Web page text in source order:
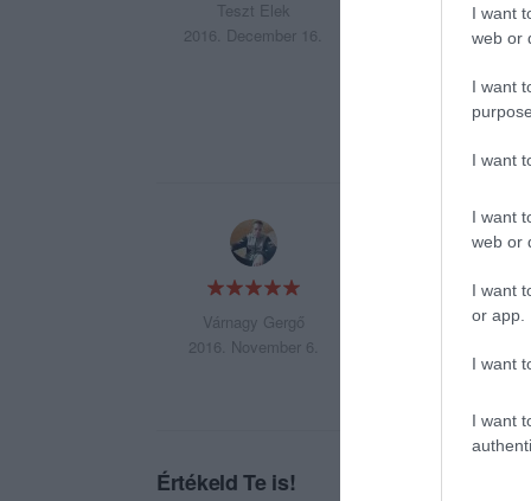
I want
web or
I want
I want
I want
web or
I want
or app.
I want
I want
Teszt Elek
2016. December 16.
ne különleges
enni. A gourmet
Különösen
helyzetben
erőszakos, vagy
Várnagy Gergő
2016. November 6.
Az este
Értékeld Te is!